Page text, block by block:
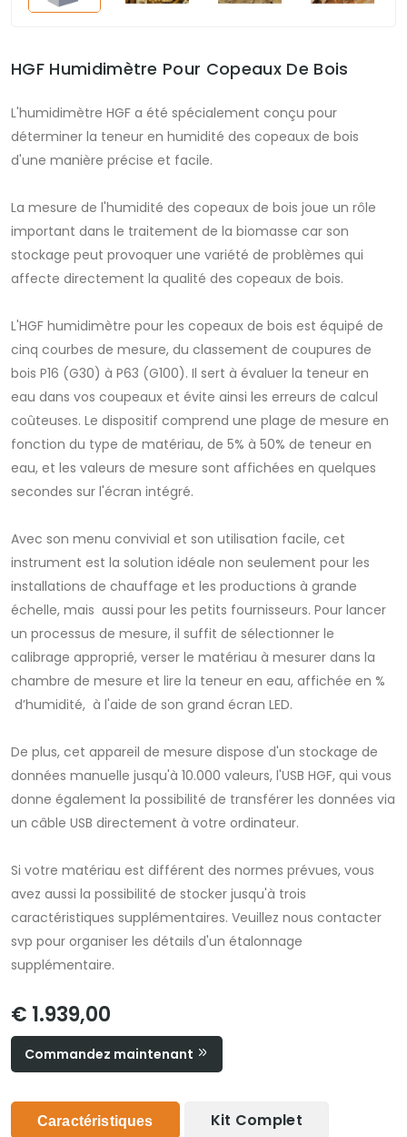
HGF Humidimètre Pour Copeaux De Bois
L'humidimètre HGF a été spécialement conçu pour
déterminer la teneur en humidité des copeaux de bois
d'une manière précise et facile.
La mesure de l'humidité des copeaux de bois joue un rôle
important dans le traitement de la biomasse car son
stockage peut provoquer une variété de problèmes qui
affecte directement la qualité des copeaux de bois.
L'HGF humidimètre pour les copeaux de bois est équipé de
cinq courbes de mesure, du classement de coupures de
bois P16 (G30) à P63 (G100). Il sert à évaluer la teneur en
eau dans vos coupeaux et évite ainsi les erreurs de calcul
coûteuses. Le dispositif comprend une plage de mesure en
fonction du type de matériau, de 5% à 50% de teneur en
eau, et les valeurs de mesure sont affichées en quelques
secondes sur l'écran intégré.
Avec son menu convivial et son utilisation facile, cet
instrument est la solution idéale non seulement pour les
installations de chauffage et les productions à grande
échelle, mais aussi pour les petits fournisseurs. Pour lancer
un processus de mesure, il suffit de sélectionner le
calibrage approprié, verser le matériau à mesurer dans la
chambre de mesure et lire la teneur en eau, affichée en %
d’humidité, à l'aide de son grand écran LED.
De plus, cet appareil de mesure dispose d'un stockage de
données manuelle jusqu'à 10.000 valeurs, l'USB HGF, qui vous
donne également la possibilité de transférer les données via
un câble USB directement à votre ordinateur.
Si votre matériau est différent des normes prévues, vous
avez aussi la possibilité de stocker jusqu'à trois
caractéristiques supplémentaires. Veuillez nous contacter
svp pour organiser les détails d'un étalonnage
supplémentaire.
€ 1.939,00
Commandez maintenant
Caractéristiques Kit Complet